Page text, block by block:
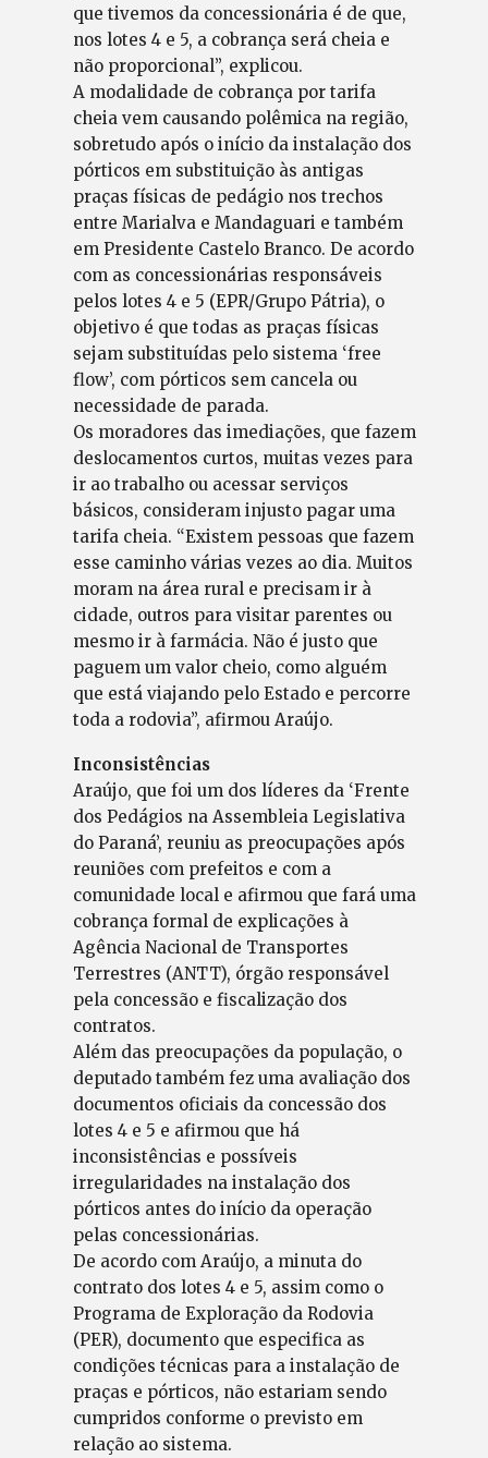
que tivemos da concessionária é de que,
nos lotes 4 e 5, a cobrança será cheia e
não proporcional”, explicou.
A modalidade de cobrança por tarifa
cheia vem causando polêmica na região,
sobretudo após o início da instalação dos
pórticos em substituição às antigas
praças físicas de pedágio nos trechos
entre Marialva e Mandaguari e também
em Presidente Castelo Branco. De acordo
com as concessionárias responsáveis
pelos lotes 4 e 5 (EPR/Grupo Pátria), o
objetivo é que todas as praças físicas
sejam substituídas pelo sistema ‘free
flow’, com pórticos sem cancela ou
necessidade de parada.
Os moradores das imediações, que fazem
deslocamentos curtos, muitas vezes para
ir ao trabalho ou acessar serviços
básicos, consideram injusto pagar uma
tarifa cheia. “Existem pessoas que fazem
esse caminho várias vezes ao dia. Muitos
moram na área rural e precisam ir à
cidade, outros para visitar parentes ou
mesmo ir à farmácia. Não é justo que
paguem um valor cheio, como alguém
que está viajando pelo Estado e percorre
toda a rodovia”, afirmou Araújo.
Inconsistências
Araújo, que foi um dos líderes da ‘Frente
dos Pedágios na Assembleia Legislativa
do Paraná’, reuniu as preocupações após
reuniões com prefeitos e com a
comunidade local e afirmou que fará uma
cobrança formal de explicações à
Agência Nacional de Transportes
Terrestres (ANTT), órgão responsável
pela concessão e fiscalização dos
contratos.
Além das preocupações da população, o
deputado também fez uma avaliação dos
documentos oficiais da concessão dos
lotes 4 e 5 e afirmou que há
inconsistências e possíveis
irregularidades na instalação dos
pórticos antes do início da operação
pelas concessionárias.
De acordo com Araújo, a minuta do
contrato dos lotes 4 e 5, assim como o
Programa de Exploração da Rodovia
(PER), documento que especifica as
condições técnicas para a instalação de
praças e pórticos, não estariam sendo
cumpridos conforme o previsto em
relação ao sistema.